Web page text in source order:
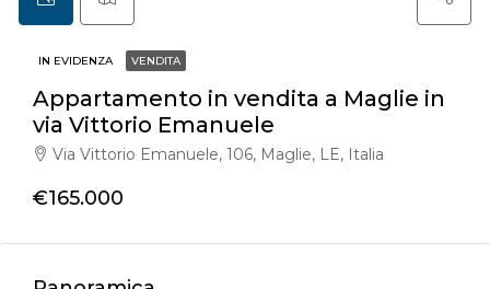
IN EVIDENZA VENDITA
Appartamento in vendita a Maglie in
via Vittorio Emanuele
Via Vittorio Emanuele, 106, Maglie, LE, Italia
€165.000